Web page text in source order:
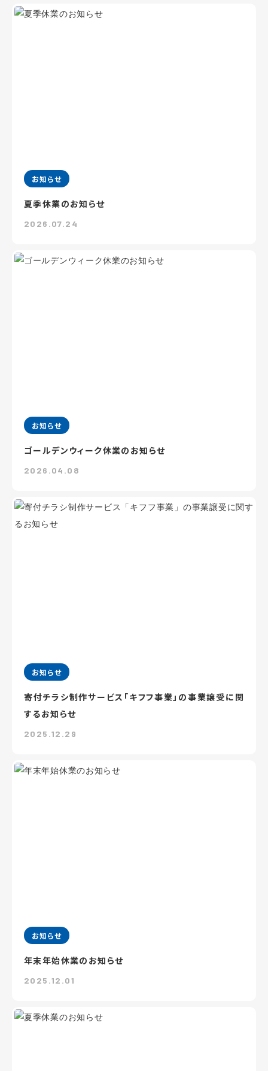
お知らせ
夏季休業のお知らせ
2026.07.24
お知らせ
ゴールデンウィーク休業のお知らせ
2026.04.08
お知らせ
寄付チラシ制作サービス「キフフ事業」の事業譲受に関
するお知らせ
2025.12.29
お知らせ
年末年始休業のお知らせ
2025.12.01